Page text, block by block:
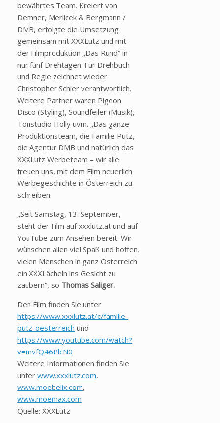
bewährtes Team. Kreiert von
Demner, Merlicek & Bergmann /
DMB, erfolgte die Umsetzung
gemeinsam mit XXXLutz und mit
der Filmproduktion „Das Rund“ in
nur fünf Drehtagen. Für Drehbuch
und Regie zeichnet wieder
Christopher Schier verantwortlich.
Weitere Partner waren Pigeon
Disco (Styling), Soundfeiler (Musik),
Tonstudio Holly uvm. „Das ganze
Produktionsteam, die Familie Putz,
die Agentur DMB und natürlich das
XXXLutz Werbeteam – wir alle
freuen uns, mit dem Film neuerlich
Werbegeschichte in Österreich zu
schreiben.
„Seit Samstag, 13. September,
steht der Film auf xxxlutz.at und auf
YouTube zum Ansehen bereit. Wir
wünschen allen viel Spaß und hoffen,
vielen Menschen in ganz Österreich
ein XXXLächeln ins Gesicht zu
zaubern“, so Thomas Saliger.
Den Film finden Sie unter
https://www.xxxlutz.at/c/familie-
putz-oesterreich und
https://www.youtube.com/watch?
v=mvfQ46PlcN0
Weitere Informationen finden Sie
unter www.xxxlutz.com,
www.moebelix.com,
www.moemax.com
Quelle: XXXLutz